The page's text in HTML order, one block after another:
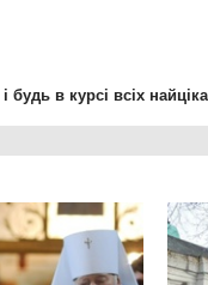
і будь в курсі всіх